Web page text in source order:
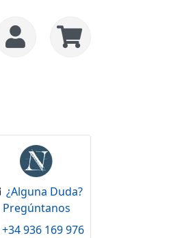
¿Alguna Duda?
Pregúntanos
+34 936 169 976